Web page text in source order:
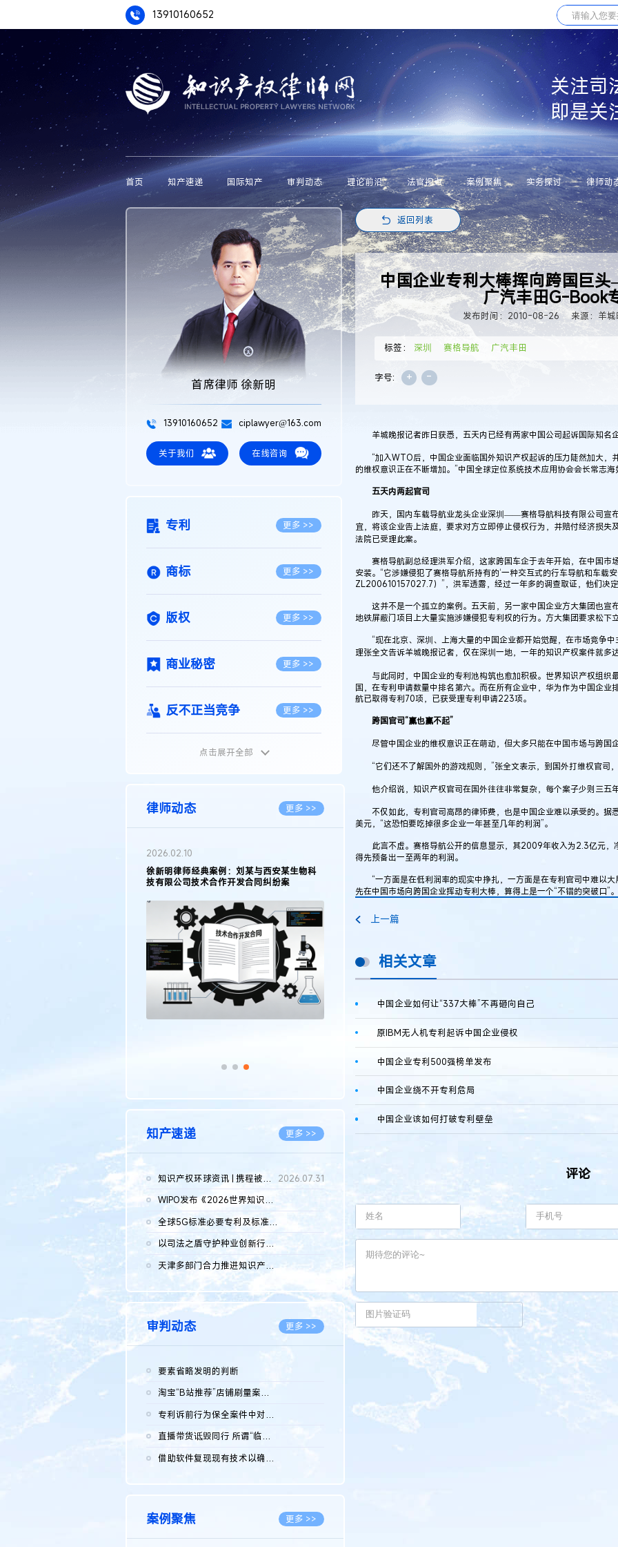
13910160652
关注司
即是关
首页 知产速递 国际知产 审判动态 理论前沿 法官视点 案例聚焦 实务探讨 律师动
首席律师 徐新明
13910160652 ciplawyer@163.com
关于我们 在线咨询
专利 更多 >>
商标 更多 >>
版权 更多 >>
商业秘密 更多 >>
反不正当竞争 更多 >>
植物新品种
地理标志 更多 >>
集成电路布图设计
传统文化 更多 >>
点击展开全部
律师动态 更多 >>
2026.02.10
徐新明律师经典案例：刘某与西安某生物科
技有限公司技术合作开发合同纠纷案
知产速递 更多 >>
知识产权环球资讯 | 携程被市监总局罚51.79亿；瑞幸泰国商标案上...
2026.07.31
WIPO发布《2026世界知识产权报告》 含报告全文
2026.05.14
全球5G标准必要专利及标准提案研究报告（2026年）全文发布
2026.05.08
以司法之盾守护种业创新行稳致远
天津多部门合力推进知识产权保护工作
审判动态 更多 >>
要素省略发明的判断
淘宝“B站推荐”店铺刷量案维持原判，两被告连带赔偿150万元
专利诉前行为保全案件中对仿制药申请人曾作出三类声明的考量及违...
直播带货诋毁同行 所谓“临场发挥”不免责
借助软件复现现有技术以确认相关参数特征是否被公开
案例聚焦 更多 >>
返回列表
中国企业专利大棒挥向跨国巨
广汽丰田G-Book
发布时间：2010-08-26 来源：羊
标签： 深圳 赛格导航 广汽丰田
字号: + -
羊城晚报记者昨日获悉，五天内已经有两家中国公司起诉国际知名
“加入WTO后，中国企业面临国外知识产权起诉的压力陡然加大，
的维权意识正在不断增加。”中国全球定位系统技术应用协会会长常志海
五天内两起官司
昨天，国内车载导航业龙头企业深圳——赛格导航科技有限公司宣
宜，将该企业告上法庭，要求对方立即停止侵权行为，并赔付经济损
法院已受理此案。
赛格导航副总经理洪军介绍，这家跨国车企于去年开始，在中国市
安装。“它涉嫌侵犯了赛格导航所持有的‘一种交互式的行车导航和车载
ZL200610157027.7）”，洪军透露，经过一年多的调查取证，他们决
这并不是一个孤立的案例。五天前，另一家中国企业方大集团也宣
地铁屏蔽门项目上大量实施涉嫌侵犯专利权的行为。方大集团要求松下
“现在北京、深圳、上海大量的中国企业都开始觉醒，在市场竞争中
理张全文告诉羊城晚报记者，仅在深圳一地，一年的知识产权案件就多
与此同时，中国企业的专利池构筑也愈加积极。世界知识产权组织
国，在专利申请数量中排名第六。而在所有企业中，华为作为中国企
航已取得专利70项，已获受理专利申请223项。
跨国官司“赢也赢不起”
尽管中国企业的维权意识正在萌动，但大多只能在中国市场与跨国
“它们还不了解国外的游戏规则，”张全文表示，到国外打维权官司
他介绍说，知识产权官司在国外往往非常复杂，每个案子少则三五
不仅如此，专利官司高昂的律师费，也是中国企业难以承受的。据
美元，“这恐怕要吃掉很多企业一年甚至几年的利润”。
此言不虚。赛格导航公开的信息显示，其2009年收入为2.3亿元，
得先预备出一至两年的利润。
“一方面是在低利润率的现实中挣扎，一方面是在专利官司中难以大
先在中国市场向跨国企业挥动专利大棒，算得上是一个“不错的突破口”。
上一篇
相关文章
中国企业如何让“337大棒”不再砸向自己
原IBM无人机专利起诉中国企业侵权
中国企业专利500强榜单发布
中国企业绕不开专利危局
中国企业该如何打破专利壁垒
评论